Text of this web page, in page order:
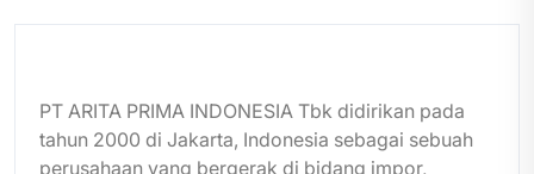
PT ARITA PRIMA INDONESIA Tbk didirikan pada
tahun 2000 di Jakarta, Indonesia sebagai sebuah
perusahaan yang bergerak di bidang impor,